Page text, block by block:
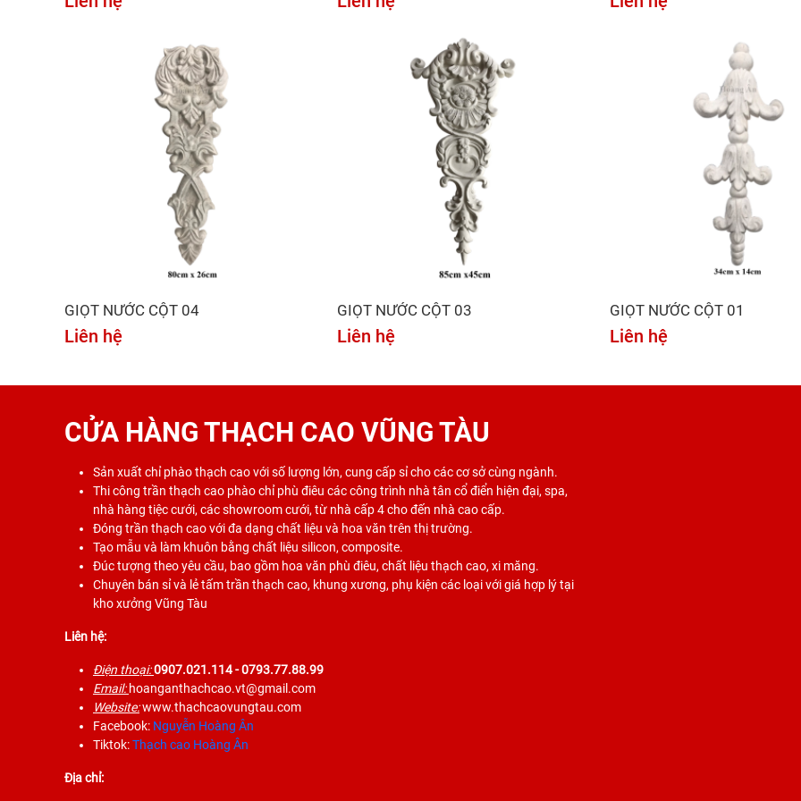
GIỌT NƯỚC CỘT 04
Liên hệ
GIỌT NƯỚC CỘT 03
Liên hệ
GIỌT NƯỚC CỘT 01
Liên hệ
CỬA HÀNG THẠCH CAO VŨNG TÀU
Sản xuất chỉ phào thạch cao với số lượng lớn, cung cấp sỉ cho các cơ sở cùng ngành.
Thi công trần thạch cao phào chỉ phù điêu các công trình nhà tân cổ điển hiện đại, spa,
nhà hàng tiệc cưới, các showroom cưới, từ nhà cấp 4 cho đến nhà cao cấp.
Đóng trần thạch cao với đa dạng chất liệu và hoa văn trên thị trường.
Tạo mẫu và làm khuôn bằng chất liệu silicon, composite.
Đúc tượng theo yêu cầu, bao gồm hoa văn phù điêu, chất liệu thạch cao, xi măng.
Chuyên bán sỉ và lẻ tấm trần thạch cao, khung xương, phụ kiện các loại với giá hợp lý tại
kho xưởng Vũng Tàu
Liên hệ:
Điện thoại:0907.021.114- 0793.77.88.99
Email: hoanganthachcao.vt@gmail.com
Website:www.thachcaovungtau.com
Facebook: Nguyễn Hoàng Ân
Tiktok:Thạch cao Hoàng Ân
Địa chỉ: